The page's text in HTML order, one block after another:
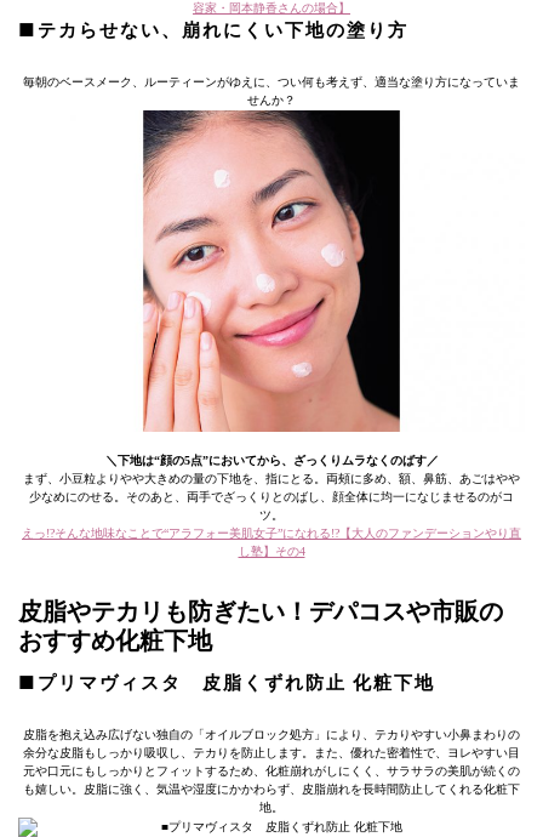
容家・岡本静香さんの場合】
■テカらせない、崩れにくい下地の塗り方
毎朝のベースメーク、ルーティーンがゆえに、つい何も考えず、適当な塗り方になっていま
せんか？
＼下地は“顔の5点”においてから、ざっくりムラなくのばす／
まず、小豆粒よりやや大きめの量の下地を、指にとる。両頰に多め、額、鼻筋、あごはやや
少なめにのせる。そのあと、両手でざっくりとのばし、顔全体に均一になじませるのがコ
ツ。
えっ!?そんな地味なことで“アラフォー美肌女子”になれる!?【大人のファンデーションやり直
し塾】その4
皮脂やテカリも防ぎたい！デパコスや市販の
おすすめ化粧下地
■プリマヴィスタ 皮脂くずれ防止 化粧下地
皮脂を抱え込み広げない独自の「オイルブロック処方」により、テカりやすい小鼻まわりの
余分な皮脂もしっかり吸収し、テカりを防止します。また、優れた密着性で、ヨレやすい目
元や口元にもしっかりとフィットするため、化粧崩れがしにくく、サラサラの美肌が続くの
も嬉しい。皮脂に強く、気温や湿度にかかわらず、皮脂崩れを長時間防止してくれる化粧下
地。